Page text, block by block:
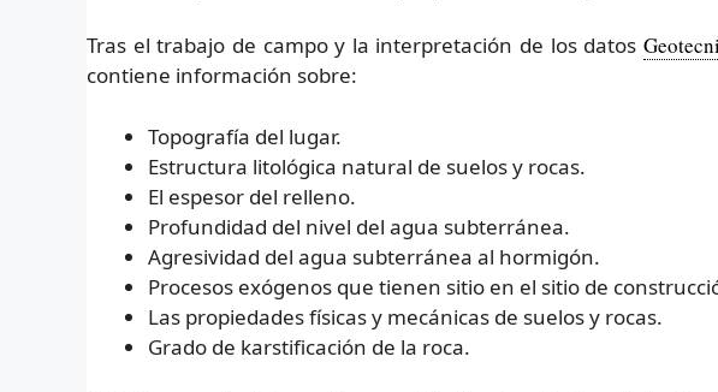
Tras el trabajo de campo y la interpretación de los datos
contiene información sobre:
Topografía del lugar.
Estructura litológica natural de suelos y rocas.
El espesor del relleno.
Profundidad del nivel del agua subterránea.
Agresividad del agua subterránea al hormigón.
Procesos exógenos que tienen sitio en el sitio de
Las propiedades físicas y mecánicas de suelos y rocas.
Grado de karstificación de la roca.